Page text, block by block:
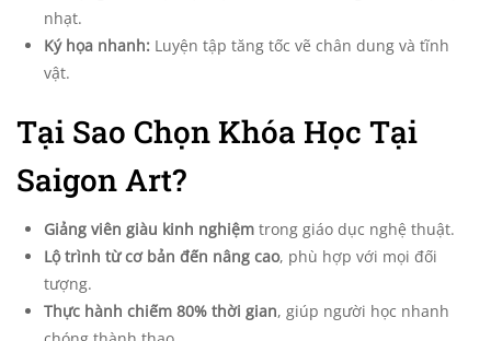
nhạt.
Ký họa nhanh: Luyện tập tăng tốc vẽ chân dung và tĩnh
vật.
Tại Sao Chọn Khóa Học Tại
Saigon Art?
Giảng viên giàu kinh nghiệm trong giáo dục nghệ thuật.
Lộ trình từ cơ bản đến nâng cao, phù hợp với mọi đối
tượng.
Thực hành chiếm 80% thời gian, giúp người học nhanh